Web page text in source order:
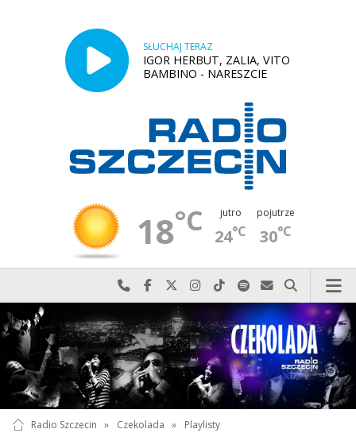
SŁUCHAJ TERAZ
IGOR HERBUT, ZALIA, VITO
BAMBINO - NARESZCIE
18°C jutro
24°C
pojutrze
30°C
Najlepiej po prostu do nas zadzwoń
Odwiedź nas na Facebook-u
Odwiedź nas na X
Odwiedź nas na Instagram-ie
Odwiedź nas na TikTok-u
Szukaj nas na Spotify
Wyślij do nas
Szukaj
Radio Szczecin » Czekolada » Playlisty